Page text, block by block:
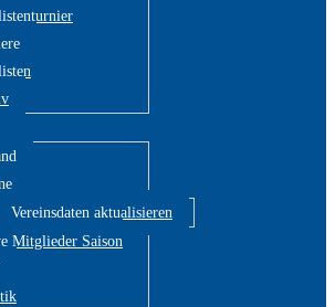
Vereinsdaten aktualisieren
Mitglieder Saison